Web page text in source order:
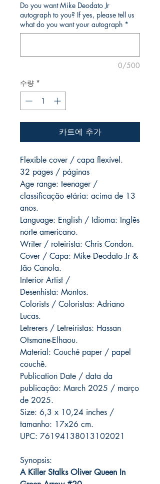
Do you want Mike Deodato Jr
autograph to you? If yes, please tell us
what do you want your autograph *
0/500
수량 *
카트에 추가
Flexible cover / capa flexível.
32 pages / páginas
Age range: teenager /
classificação etária: acima de 13
anos.
Language: English / Idioma: Inglês
norte americano.
Writer / roteirista: Chris Condon.
Cover / Capa: Mike Deodato Jr &
Jão Canola.
Interior Artist /
Desenhista: Montos.
Colorists / Coloristas: Adriano
Lucas.
Letrerers / Letreiristas: Hassan
Otsmane-Elhaou.
Material: Couché paper / papel
couchê.
Publication Date / data da
publicação: March 2025 / março
de 2025.
Size: 6,3 x 10,24 inches /
tamanho: 17x26 cm.
UPC: 76194138013102021
Synopsis:
A Killer Stalks Oliver Queen In